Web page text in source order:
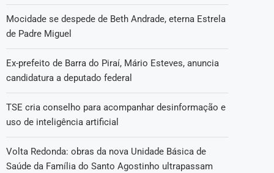
Mocidade se despede de Beth Andrade, eterna Estrela
de Padre Miguel
Ex-prefeito de Barra do Piraí, Mário Esteves, anuncia
candidatura a deputado federal
TSE cria conselho para acompanhar desinformação e
uso de inteligência artificial
Volta Redonda: obras da nova Unidade Básica de
Saúde da Família do Santo Agostinho ultrapassam